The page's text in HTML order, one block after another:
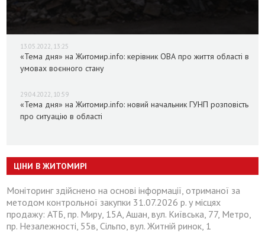
13.05.2022, 13:25
«Тема дня» на Житомир.info: керівник ОВА про життя області в
умовах воєнного стану
29.04.2022, 10:59
«Тема дня» на Житомир.info: новий начальник ГУНП розповість
про ситуацію в області
ЦІНИ В ЖИТОМИРІ
Моніторинг здійснено на основі інформації, отриманої за
методом контрольної закупки 31.07.2026 р. у місцях
продажу: АТБ, пр. Миру, 15А, Ашан, вул. Київська, 77, Метро,
пр. Незалежності, 55в, Сільпо, вул. Житній ринок, 1